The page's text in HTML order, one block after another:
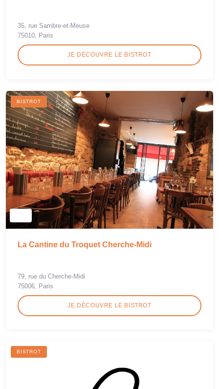
35, rue Sambre-et-Meuse
75010, Paris
JE DÉCOUVRE LE BISTROT
BISTROT
La Cantine du Troquet Cherche-Midi
79, rue du Cherche-Midi
75006, Paris
JE DÉCOUVRE LE BISTROT
BISTROT